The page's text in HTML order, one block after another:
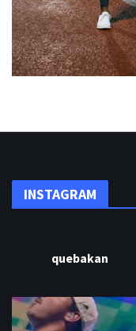
INSTAGRAM
quebakan